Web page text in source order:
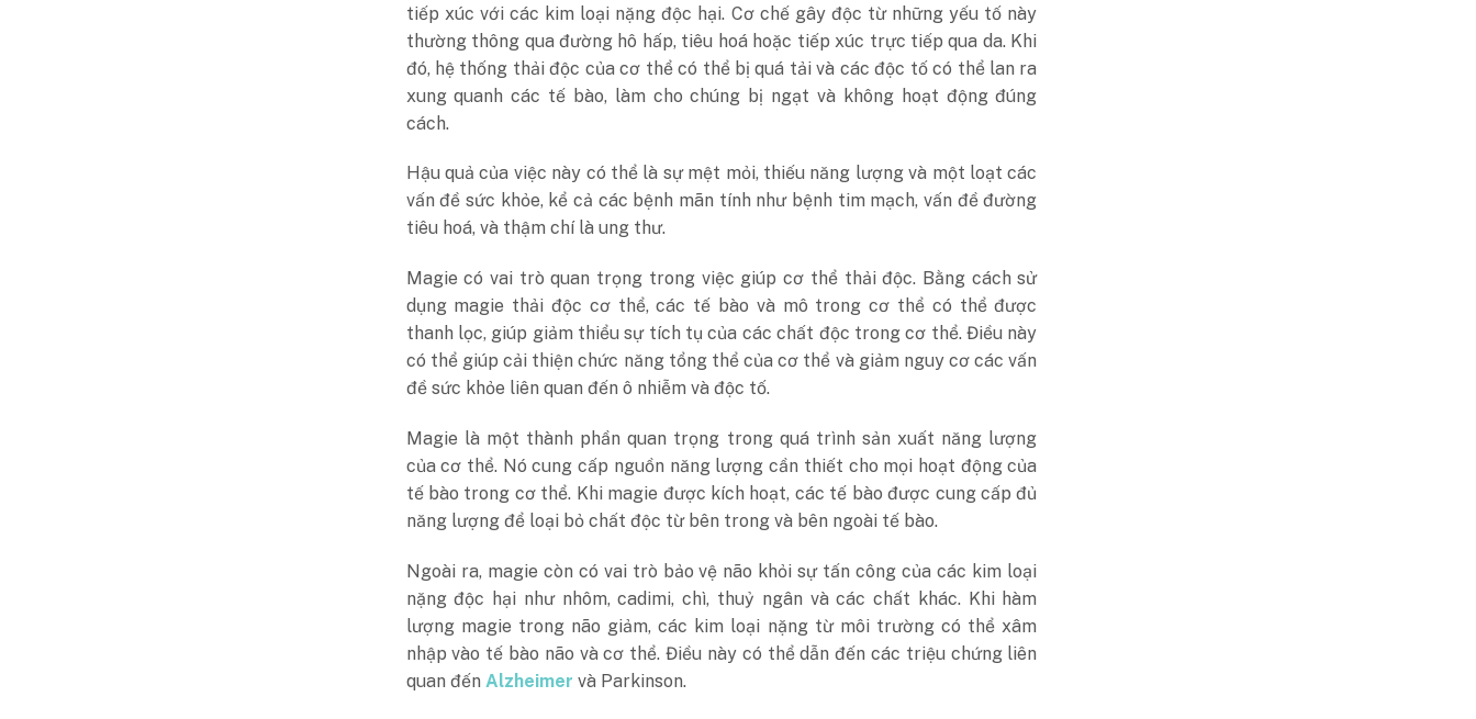
tiếp xúc với các kim loại nặng độc hại. Cơ chế gây độc từ những yếu tố này
thường thông qua đường hô hấp, tiêu hoá hoặc tiếp xúc trực tiếp qua da. Khi
đó, hệ thống thải độc của cơ thể có thể bị quá tải và các độc tố có thể lan ra
xung quanh các tế bào, làm cho chúng bị ngạt và không hoạt động đúng
cách.
Hậu quả của việc này có thể là sự mệt mỏi, thiếu năng lượng và một loạt các
vấn đề sức khỏe, kể cả các bệnh mãn tính như bệnh tim mạch, vấn đề đường
tiêu hoá, và thậm chí là ung thư.
Magie có vai trò quan trọng trong việc giúp cơ thể thải độc. Bằng cách sử
dụng magie thải độc cơ thể, các tế bào và mô trong cơ thể có thể được
thanh lọc, giúp giảm thiểu sự tích tụ của các chất độc trong cơ thể. Điều này
có thể giúp cải thiện chức năng tổng thể của cơ thể và giảm nguy cơ các vấn
đề sức khỏe liên quan đến ô nhiễm và độc tố.
Magie là một thành phần quan trọng trong quá trình sản xuất năng lượng
của cơ thể. Nó cung cấp nguồn năng lượng cần thiết cho mọi hoạt động của
tế bào trong cơ thể. Khi magie được kích hoạt, các tế bào được cung cấp đủ
năng lượng để loại bỏ chất độc từ bên trong và bên ngoài tế bào.
Ngoài ra, magie còn có vai trò bảo vệ não khỏi sự tấn công của các kim loại
nặng độc hại như nhôm, cadimi, chì, thuỷ ngân và các chất khác. Khi hàm
lượng magie trong não giảm, các kim loại nặng từ môi trường có thể xâm
nhập vào tế bào não và cơ thể. Điều này có thể dẫn đến các triệu chứng liên
quan đến Alzheimer và Parkinson.